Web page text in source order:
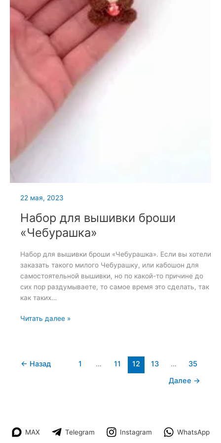
22 мая, 2023
Набор для вышивки броши
«Чебурашка»
Набор для вышивки броши «Чебурашка». Если вы хотели
заказать такого милого Чебурашку, или кабошон для
самостоятельной вышивки, но по какой-то причине до
сих пор раздумываете, то самое время это сделать, так
как таких…
Набор
«Чебурашка»
Читать далее »
← Назад 1 … 11 12 13 …
35
Далее →
MAX Telegram Instagram WhatsApp